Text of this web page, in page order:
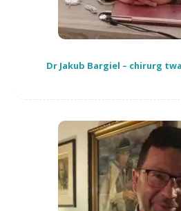
Dr Jakub Bargiel – chirurg